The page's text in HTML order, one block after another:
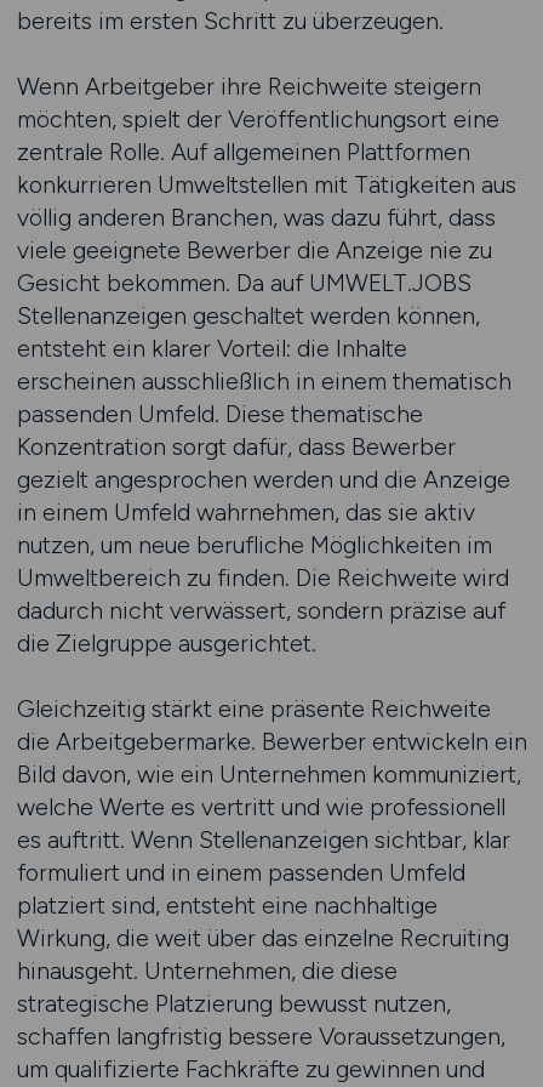
bereits im ersten Schritt zu überzeugen.
Wenn Arbeitgeber ihre Reichweite steigern
möchten, spielt der Veröffentlichungsort eine
zentrale Rolle. Auf allgemeinen Plattformen
konkurrieren Umweltstellen mit Tätigkeiten aus
völlig anderen Branchen, was dazu führt, dass
viele geeignete Bewerber die Anzeige nie zu
Gesicht bekommen. Da auf UMWELT.JOBS
Stellenanzeigen geschaltet werden können,
entsteht ein klarer Vorteil: die Inhalte
erscheinen ausschließlich in einem thematisch
passenden Umfeld. Diese thematische
Konzentration sorgt dafür, dass Bewerber
gezielt angesprochen werden und die Anzeige
in einem Umfeld wahrnehmen, das sie aktiv
nutzen, um neue berufliche Möglichkeiten im
Umweltbereich zu finden. Die Reichweite wird
dadurch nicht verwässert, sondern präzise auf
die Zielgruppe ausgerichtet.
Gleichzeitig stärkt eine präsente Reichweite
die Arbeitgebermarke. Bewerber entwickeln ein
Bild davon, wie ein Unternehmen kommuniziert,
welche Werte es vertritt und wie professionell
es auftritt. Wenn Stellenanzeigen sichtbar, klar
formuliert und in einem passenden Umfeld
platziert sind, entsteht eine nachhaltige
Wirkung, die weit über das einzelne Recruiting
hinausgeht. Unternehmen, die diese
strategische Platzierung bewusst nutzen,
schaffen langfristig bessere Voraussetzungen,
um qualifizierte Fachkräfte zu gewinnen und